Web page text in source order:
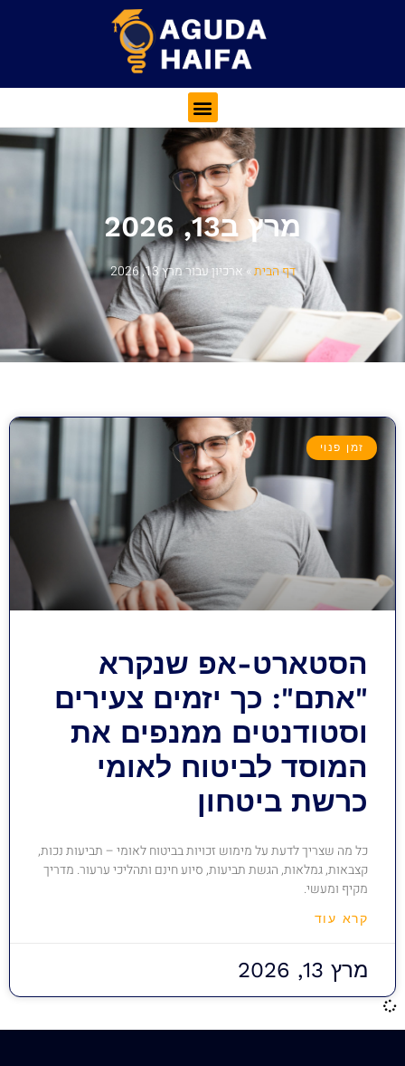
מרץ ב13, 2026
דף הבית» ארכיון עבור מרץ 13, 2026
זמן פנוי
הסטארט-אפ שנקרא
"אתם": כך יזמים צעירים
וסטודנטים ממנפים את
המוסד לביטוח לאומי
כרשת ביטחון
כל מה שצריך לדעת על מימוש זכויות בביטוח לאומי – תביעות נכות,
קצבאות, גמלאות, הגשת תביעות, סיוע חינם ותהליכי ערעור. מדריך
מקיף ומעשי.
קרא עוד
מרץ 13, 2026